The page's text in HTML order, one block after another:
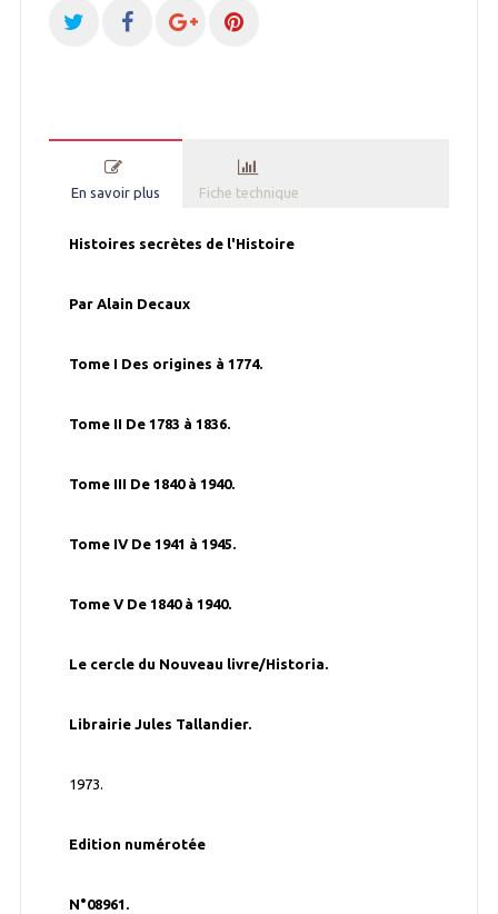
En savoir plus Fiche technique
Histoires secrètes de l'Histoire
Par Alain Decaux
Tome I Des origines à 1774.
Tome II De 1783 à 1836.
Tome III De 1840 à 1940.
Tome IV De 1941 à 1945.
Tome V De 1840 à 1940.
Le cercle du Nouveau livre/Historia.
Librairie Jules Tallandier.
1973.
Edition numérotée
N°08961.